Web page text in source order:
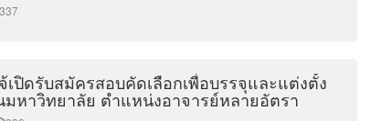
337
ปิดรับสมัครสอบคัดเลือกเพื่อบรรจุและแต่งตั้ง
หาวิทยาลัย ตำแหน่งอาจารย์หลายอัตรา